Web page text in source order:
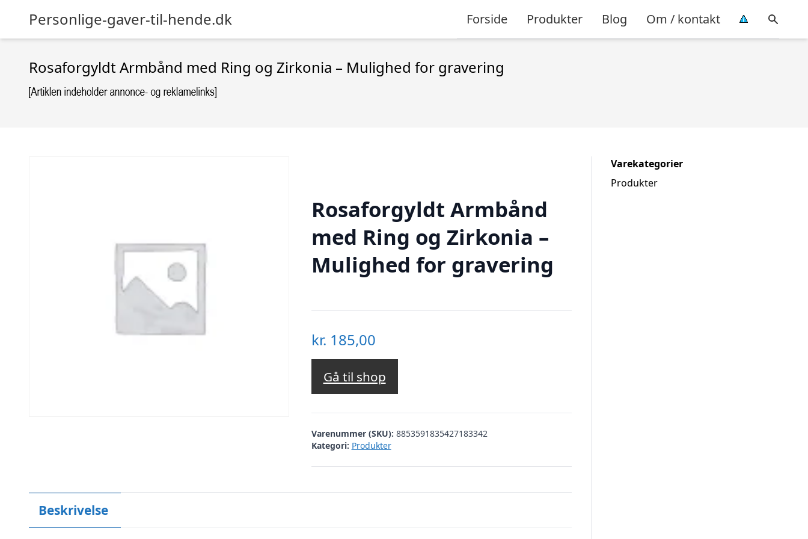
Personlige-gaver-til-hende.dk Forside Produkter Blog Om / kontakt
Rosaforgyldt Armbånd med Ring og Zirkonia – Mulighed for gravering
Rosaforgyldt Armbånd
med Ring og Zirkonia –
Mulighed for gravering
kr. 185,00
Gå til shop
Varenummer (SKU): 8853591835427183342
Kategori: Produkter
Beskrivelse
Varekategorier
Produkter